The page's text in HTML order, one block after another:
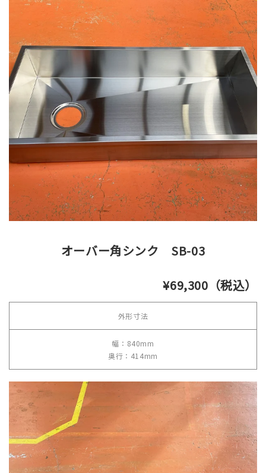
オーバー角シンク SB-03
¥69,300（税込）
外形寸法
幅：840mm
奥行：414mm